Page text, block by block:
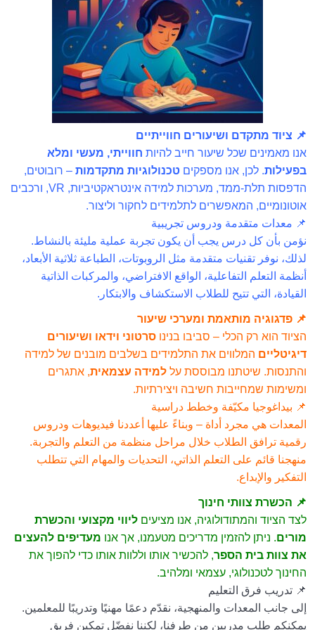
התחומים בהם אנחנו פעילים
📌 ציוד מתקדם ושיעורים חווייתיים
אנו מאמינים שכל שיעור חייב להיות חווייתי, מעשי ומלא
בפעילות. לכן, אנו מספקים טכנולוגיות מתקדמות – רובוטים,
הדפסות תלת-ממד, מערכות למידה אינטראקטיביות, VR, ורכבים
אוטונומיים, המאפשרים לתלמידים לחקור וליצור.
📌 معدات متقدمة ودروس تجريبية
نؤمن بأن كل درس يجب أن يكون تجربة عملية مليئة بالنشاط.
لذلك، نوفر تقنيات متقدمة مثل الروبوتات، الطباعة ثلاثية الأبعاد،
أنظمة التعلم التفاعلية، الواقع الافتراضي، والمركبات الذاتية
القيادة، التي تتيح للطلاب الاستكشاف والابتكار.
📌 פדגוגיה מותאמת ומערכי שיעור
הציוד הוא רק הכלי – סביבו בנינו סרטוני וידאו ושיעורים
דיגיטליים המלווים את התלמידים בשלבים מובנים של למידה
והתנסות. שיטתנו מבוססת על למידה עצמאית, אתגרים
ומשימות שמחייבות חשיבה ויצירתיות.
📌 بيداغوجيا مكيّفة وخطط دراسية
المعدات هي مجرد أداة – وبناءً عليها أعددنا فيديوهات ودروس
رقمية ترافق الطلاب خلال مراحل منظمة من التعلم والتجربة.
منهجنا قائم على التعلم الذاتي، التحديات والمهام التي تتطلب
التفكير والإبداع.
📌 הכשרת צוותי חינוך
לצד הציוד והמתודולוגיה, אנו מציעים ליווי מקצועי והכשרת
מורים. ניתן להזמין מדריכים מטעמנו, אך אנו מעדיפים להעצים
את צוות בית הספר, להכשיר אותו וללוות אותו כדי להפוך את
החינוך לטכנולוגי, עצמאי ומלהיב.
📌 تدريب فرق التعليم
إلى جانب المعدات والمنهجية، نقدّم دعمًا مهنيًا وتدريبًا للمعلمين.
يمكنكم طلب مدربين من طرفنا، لكننا نفضّل تمكين فريق